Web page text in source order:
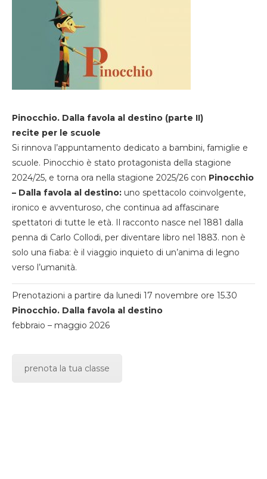
Pinocchio. Dalla favola al destino (parte II)
recite per le scuole
Si rinnova l’appuntamento dedicato a bambini, famiglie e
scuole. Pinocchio è stato protagonista della stagione
2024/25, e torna ora nella stagione 2025/26 con Pinocchio
– Dalla favola al destino: uno spettacolo coinvolgente,
ironico e avventuroso, che continua ad affascinare
spettatori di tutte le età. Il racconto nasce nel 1881 dalla
penna di Carlo Collodi, per diventare libro nel 1883. non è
solo una fiaba: è il viaggio inquieto di un’anima di legno
verso l’umanità.
Prenotazioni a partire da lunedi 17 novembre ore 15.30
Pinocchio. Dalla favola al destino
febbraio – maggio 2026
prenota la tua classe